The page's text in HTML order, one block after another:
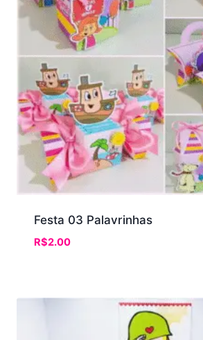
Festa 03 Palavrinhas
R$2.00